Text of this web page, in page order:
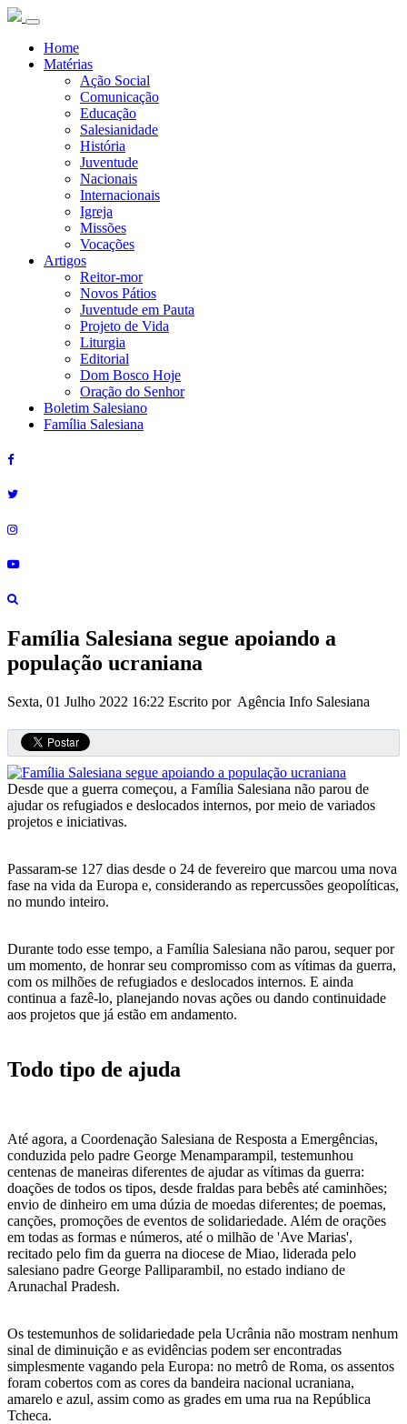
Home
Matérias
Ação Social
Comunicação
Educação
Salesianidade
História
Juventude
Nacionais
Internacionais
Igreja
Missões
Vocações
Artigos
Reitor-mor
Novos Pátios
Juventude em Pauta
Projeto de Vida
Liturgia
Editorial
Dom Bosco Hoje
Oração do Senhor
Boletim Salesiano
Família Salesiana
Família Salesiana segue apoiando a
população ucraniana
Sexta, 01 Julho 2022 16:22 Escrito por Agência Info Salesiana
Desde que a guerra começou, a Família Salesiana não parou de
ajudar os refugiados e deslocados internos, por meio de variados
projetos e iniciativas.
Passaram-se 127 dias desde o 24 de fevereiro que marcou uma nova
fase na vida da Europa e, considerando as repercussões geopolíticas,
no mundo inteiro.
Durante todo esse tempo, a Família Salesiana não parou, sequer por
um momento, de honrar seu compromisso com as vítimas da guerra,
com os milhões de refugiados e deslocados internos. E ainda
continua a fazê-lo, planejando novas ações ou dando continuidade
aos projetos que já estão em andamento.
Todo tipo de ajuda
Até agora, a Coordenação Salesiana de Resposta a Emergências,
conduzida pelo padre George Menamparampil, testemunhou
centenas de maneiras diferentes de ajudar as vítimas da guerra:
doações de todos os tipos, desde fraldas para bebês até caminhões;
envio de dinheiro em uma dúzia de moedas diferentes; de poemas,
canções, promoções de eventos de solidariedade. Além de orações
em todas as formas e números, até o milhão de 'Ave Marias',
recitado pelo fim da guerra na diocese de Miao, liderada pelo
salesiano padre George Palliparambil, no estado indiano de
Arunachal Pradesh.
Os testemunhos de solidariedade pela Ucrânia não mostram nenhum
sinal de diminuição e as evidências podem ser encontradas
simplesmente vagando pela Europa: no metrô de Roma, os assentos
foram cobertos com as cores da bandeira nacional ucraniana,
amarelo e azul, assim como as grades em uma rua na República
Tcheca.